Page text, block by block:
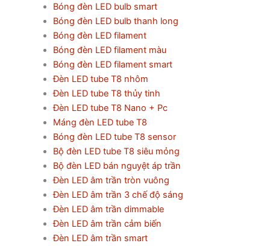
Bóng đèn LED bulb smart
Bóng đèn LED bulb thanh long
Bóng đèn LED filament
Bóng đèn LED filament màu
Bóng đèn LED filament smart
Đèn LED tube T8 nhôm
Đèn LED tube T8 thủy tinh
Đèn LED tube T8 Nano + Pc
Máng đèn LED tube T8
Bóng đèn LED tube T8 sensor
Bộ đèn LED tube T8 siêu mỏng
Bộ đèn LED bán nguyệt áp trần
Đèn LED âm trần tròn vuông
Đèn LED âm trần 3 chế độ sáng
Đèn LED âm trần dimmable
Đèn LED âm trần cảm biến
Đèn LED âm trần smart